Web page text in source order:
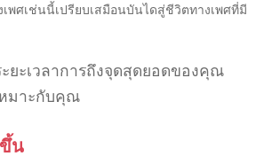
พศเช่นนี้เปรียบเสมือนบันไดสู่ชีวิตทางเพศที่มี
ะเวลาการถึงจุดสุดยอดของคุณ
มาะกับคุณ
น